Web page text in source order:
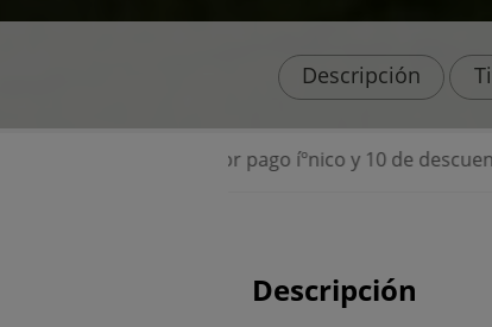
Descripción
pago íºnico y 10 de descuento por matriculación
Descripción